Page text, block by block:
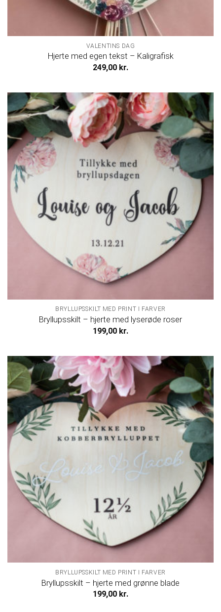
VALENTINS DAG
Hjerte med egen tekst – Kaligrafisk
249,00 kr.
BRYLLUPSSKILT MED PRINT I FARVER
Bryllupsskilt – hjerte med lyserøde roser
199,00 kr.
BRYLLUPSSKILT MED PRINT I FARVER
Bryllupsskilt – hjerte med grønne blade
199,00 kr.